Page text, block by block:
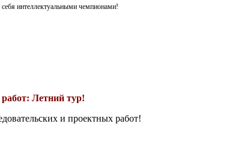
себя интеллектуальными чемпионами!
Летний тур!
и проектных работ!